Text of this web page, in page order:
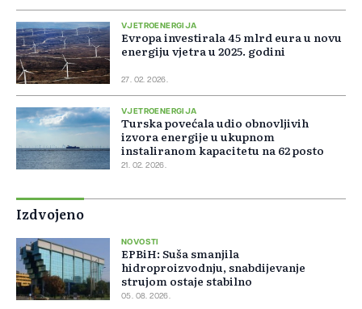
VJETROENERGIJA
Evropa investirala 45 mlrd eura u novu
energiju vjetra u 2025. godini
27. 02. 2026.
VJETROENERGIJA
Turska povećala udio obnovljivih
izvora energije u ukupnom
instaliranom kapacitetu na 62 posto
21. 02. 2026.
Izdvojeno
NOVOSTI
EPBiH: Suša smanjila
hidroproizvodnju, snabdijevanje
strujom ostaje stabilno
05. 08. 2026.